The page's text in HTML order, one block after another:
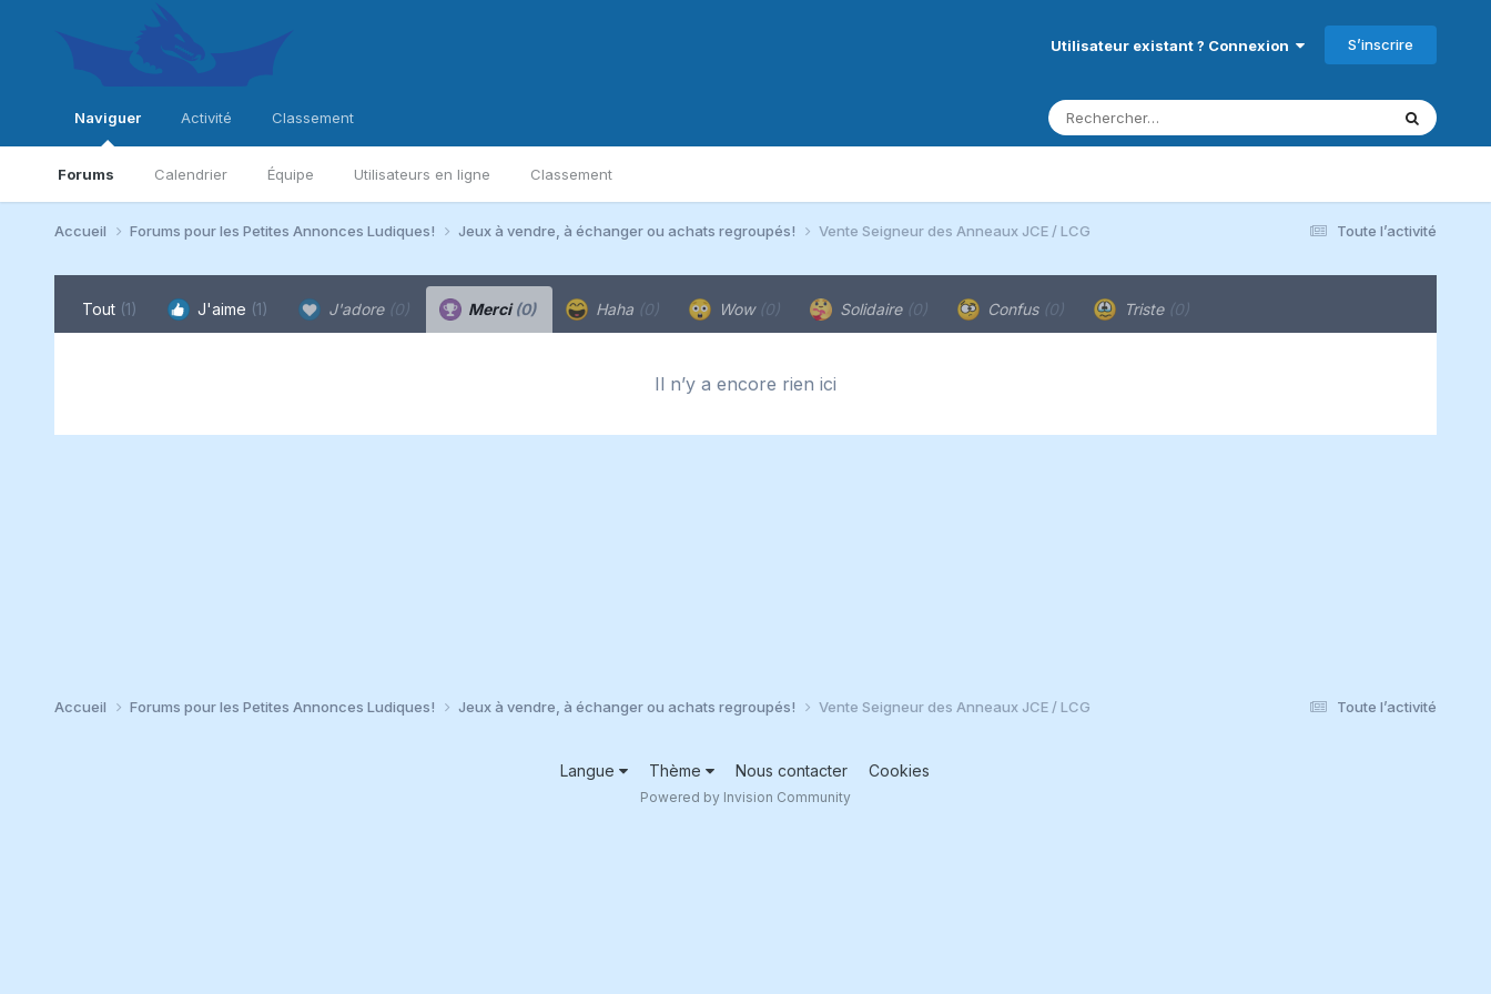
Utilisateur existant ? Connexion S’inscrire
Naviguer
Forums Calendrier Équipe Utilisateurs en ligne Classement
Activité Classement
Toute l’activité
Accueil Forums pour les Petites Annonces Ludiques! Jeux à vendre, à échanger ou achats regroupés! Vente Seigneur des Anneaux JCE / LCG
Tout (1) J'aime (1) J'adore (0) Merci(0) Haha (0) Wow (0) Solidaire (0) Confus (0) Triste (0)
Il n’y a encore rien ici
Toute l’activité
Accueil Forums pour les Petites Annonces Ludiques! Jeux à vendre, à échanger ou achats regroupés! Vente Seigneur des Anneaux JCE / LCG
Langue Thème Nous contacter Cookies
Powered by Invision Community